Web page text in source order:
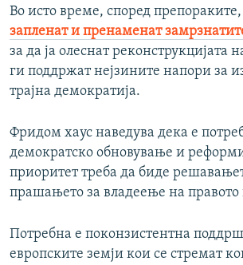
Во исто време, според препораките,
запленат и пренаменат
за да ја олеснат реконструкцијата
ги поддржат нејзините напори за
трајна демократија.
Фридом хаус наведува дека е
демократско обновување и
приоритет треба да биде
прашањето за владеење на правото
Потребна е поконзистентна
европските земји кои се стремат